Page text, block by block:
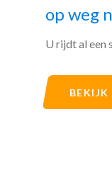
op weg
U rijdt al een
LEES